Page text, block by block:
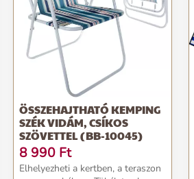
ÖSSZEHAJTHATÓ KEMPING
SZÉK VIDÁM, CSÍKOS
SZÖVETTEL (BB-10045)
8 990 Ft
Elhelyezheti a kertben, a teraszon